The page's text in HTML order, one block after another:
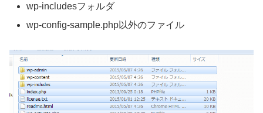
wp-includesフォルダ
wp-config-sample.php以外のファイル